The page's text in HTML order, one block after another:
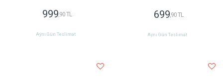
999,90 TL
Aynı Gün Teslimat
699,90 TL
Aynı Gün Teslimat